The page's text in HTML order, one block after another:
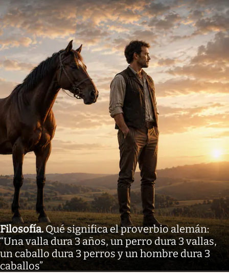
Filosofía.Qué significa el proverbio alemán:
“Una valla dura 3 años, un perro dura 3 vallas,
un caballo dura 3 perros y un hombre dura 3
caballos”